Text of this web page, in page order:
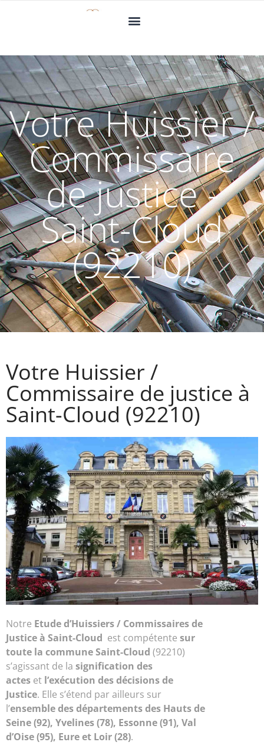
Votre Huissier /
Commissaire
de justice -
Saint-Cloud
(92210)
Votre Huissier /
Commissaire de justice à
Saint-Cloud (92210)
Notre Etude d’Huissiers / Commissaires de
Justice à Saint-Cloud est compétente sur
toute la commune Saint-Cloud (92210)
s’agissant de la signification des
actes et l’exécution des décisions de
Justice. Elle s’étend par ailleurs sur
l’ensemble des départements des Hauts de
Seine (92), Yvelines (78), Essonne (91), Val
d’Oise (95), Eure et Loir (28).